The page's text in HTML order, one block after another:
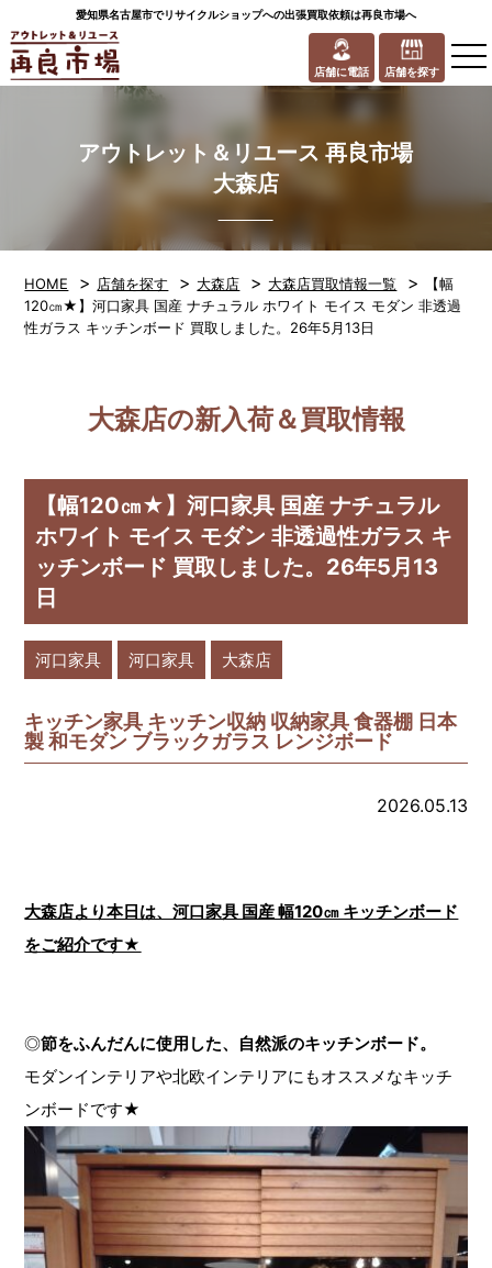
愛知県名古屋市でリサイクルショップへの出張買取依頼は再良市場へ
店舗に電話 店舗を探す
アウトレット＆リユース 再良市場
大森店
HOME > 店舗を探す > 大森店 > 大森店買取情報一覧 >
【幅
120㎝★】河口家具 国産 ナチュラル ホワイト モイス モダン 非透過
性ガラス キッチンボード 買取しました。26年5月13日
大森店の新入荷＆買取情報
【幅120㎝★】河口家具 国産 ナチュラル
ホワイト モイス モダン 非透過性ガラス キ
ッチンボード 買取しました。26年5月13
日
河口家具 河口家具 大森店
キッチン家具 キッチン収納 収納家具 食器棚 日本
製 和モダン ブラックガラス レンジボード
2026.05.13
大森店より本日は、河口家具 国産 幅120㎝ キッチンボード
をご紹介です★
◎節をふんだんに使用した、自然派のキッチンボード。
モダンインテリアや北欧インテリアにもオススメなキッチ
ンボードです★